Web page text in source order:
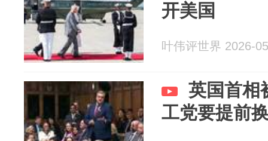
开美国
叶伟评世界 2026-
英国首相
工党要提前